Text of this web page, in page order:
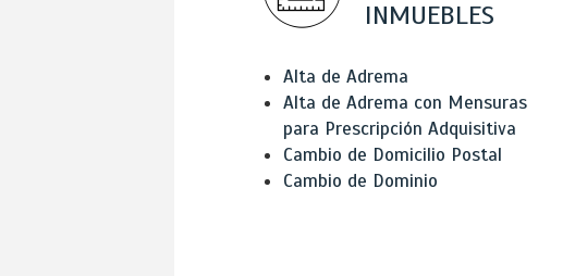
INMUEBLES
Alta de Adrema
Alta de Adrema con Mensuras
para Prescripción Adquisitiva
Cambio de Domicilio Postal
Cambio de Dominio